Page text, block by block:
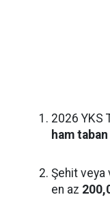
2026 YKS
ham
Şehit veya
en az